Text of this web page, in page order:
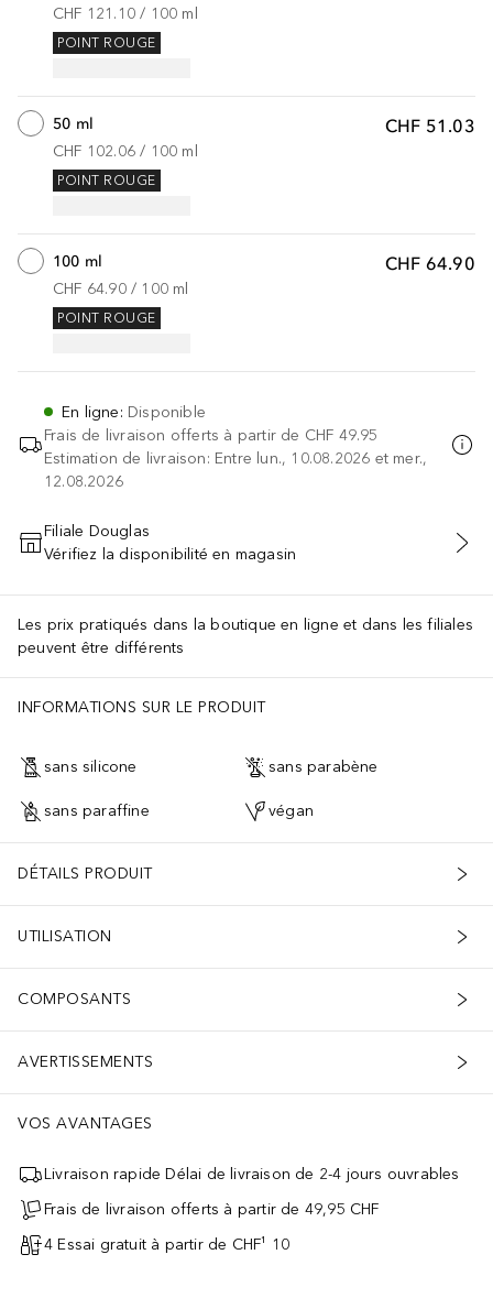
CHF 121.10 / 100 ml
POINT ROUGE
CHF 51.03
50 ml
CHF 102.06 / 100 ml
POINT ROUGE
CHF 64.90
100 ml
CHF 64.90 / 100 ml
POINT ROUGE
En ligne: Disponible
Frais de livraison offerts à partir de CHF 49.95
Estimation de livraison: Entre lun., 10.08.2026 et mer.,
12.08.2026
AJOUTER AU PANIER
Filiale Douglas
Vérifiez la disponibilité en magasin
Les prix pratiqués dans la boutique en ligne et dans les filiales
peuvent être différents
INFORMATIONS SUR LE PRODUIT
sans silicone sans parabène
sans paraffine végan
DÉTAILS PRODUIT
UTILISATION
COMPOSANTS
AVERTISSEMENTS
VOS AVANTAGES
Livraison rapide Délai de livraison de 2-4 jours ouvrables
Frais de livraison offerts à partir de 49,95 CHF
4 Essai gratuit à partir de CHF¹ 10